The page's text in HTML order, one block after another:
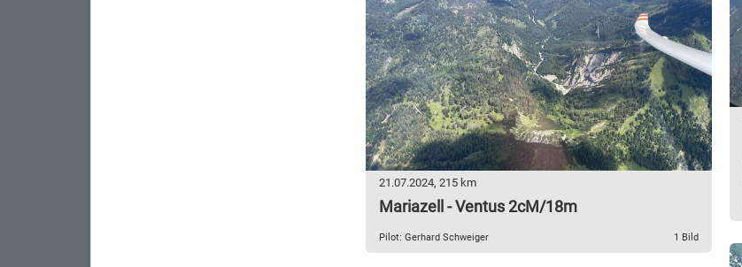
21.07.2024, 215 km
Mariazell - Ventus 2cM/18m
Pilot: Gerhard Schweiger 1 Bild